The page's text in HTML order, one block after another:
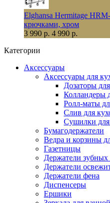
Elghansa Hermitage
крючками, хром
3 990 р. 4 990 р.
Категории
Аксессуары
Аксессуары для
Дозаторы
Колландеры
Ролл-маты
Слив для
Сушилки
Бумагодержатели
Ведра и корзины
Газетницы
Держатели зубных
Держатели
Держатели фена
Диспенсеры
Ершики